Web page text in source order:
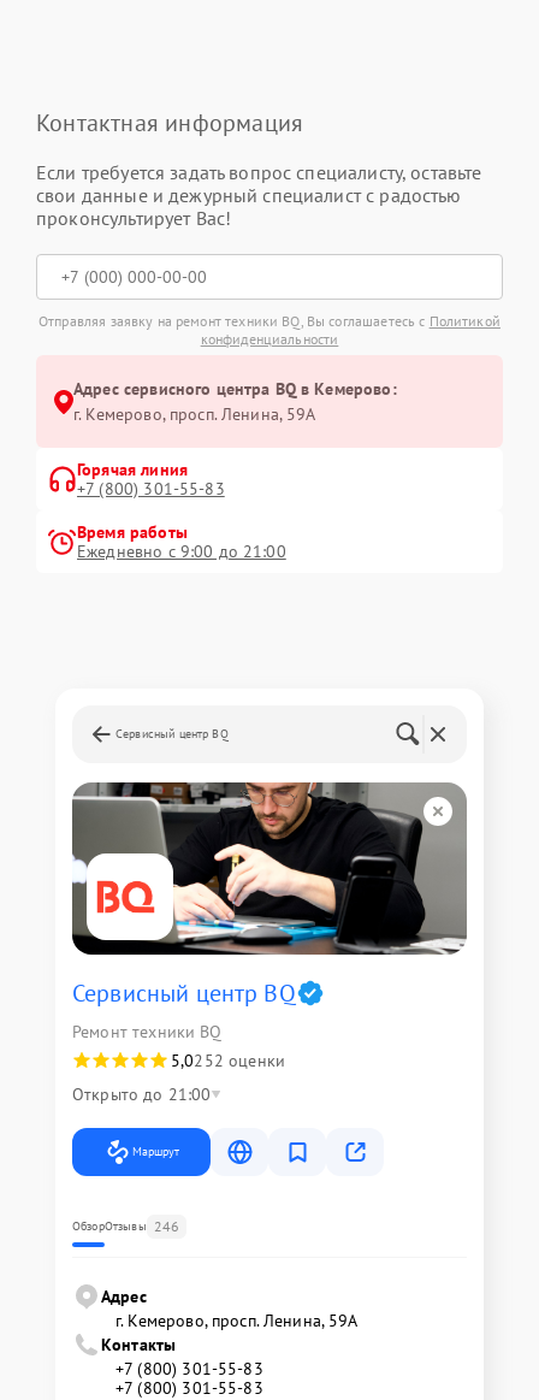
Контактная информация
Если требуется задать вопрос специалисту, оставьте
свои данные и дежурный специалист с радостью
проконсультирует Вас!
Отправляя заявку на ремонт техники BQ, Вы соглашаетесь с Политикой
конфиденциальности
Адрес сервисного центра BQ в Кемерово:
г. Кемерово, просп. Ленина, 59А
Горячая линия
+7 (800) 301-55-83
Время работы
Ежедневно с 9:00 до 21:00
Сервисный центр BQ
Сервисный центр BQ
Ремонт техники BQ
5,0252 оценки
Открыто до 21:00
Маршрут
ОбзорОтзывы 246
Адрес
г. Кемерово, просп. Ленина, 59А
Контакты
+7 (800) 301-55-83
+7 (800) 301-55-83